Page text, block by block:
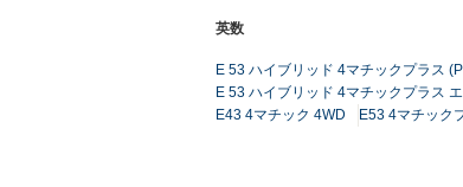
英数
E 53 ハイブリッド 4マチックプラス
E 53 ハイブリッド 4マチックプラス
E43 4マチック 4WD
E53 4マチック